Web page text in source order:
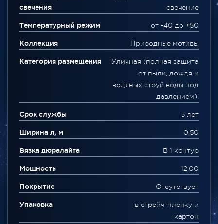
свечения
свечение
Температурный режим от -40 до +50
Коллекция Природные мотивы
Категория размещения
Уличная (полная защита
от пыли, дождя и
водяных струй воды под
давлением).
Срок службы 5 лет
Ширина л, м 0,50
Вязка дюралайта В 1 контур
Мощность 12,00
Покрытие Отсутствует
Упаковка
в стрейч-пленку и
картон